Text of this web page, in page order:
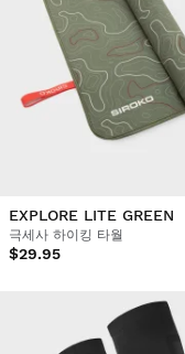
EXPLORE LITE GREEN
극세사 하이킹 타월
$29.95